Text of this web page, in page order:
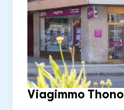
Viagimmo